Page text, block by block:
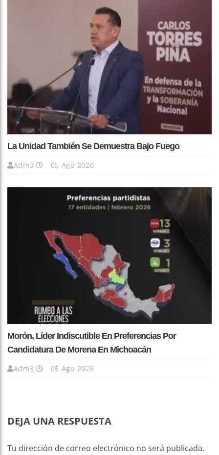
La Unidad También Se Demuestra Bajo Fuego
Adm3 05 Ago 2026
Morón, Líder Indiscutible En Preferencias Por
Candidatura De Morena En Michoacán
Adm3 05 Ago 2026
DEJA UNA RESPUESTA
Tu dirección de correo electrónico no será publicada.